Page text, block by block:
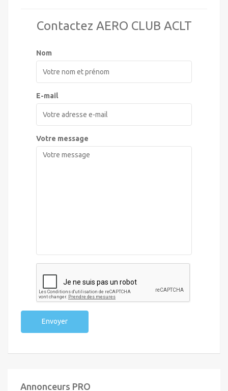
Contactez AERO CLUB ACLT
Nom
E-mail
Votre message
Envoyer
Annonceurs PRO